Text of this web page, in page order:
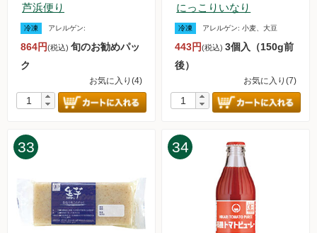
芦浜便り
冷凍 アレルゲン:
864円(税込) 旬のお勧めパッ
ク
お気に入り(4)
にっこりいなり
冷凍 アレルゲン:小麦、大豆
443円(税込)3個入（150g前
後）
お気に入り(7)
33 34